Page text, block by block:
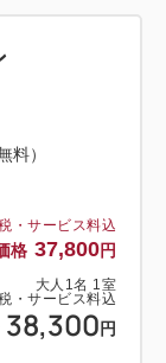
・サービス料込
格 37,800円
大人 1 名 1 室
・サービス料込
38,300 円
料）